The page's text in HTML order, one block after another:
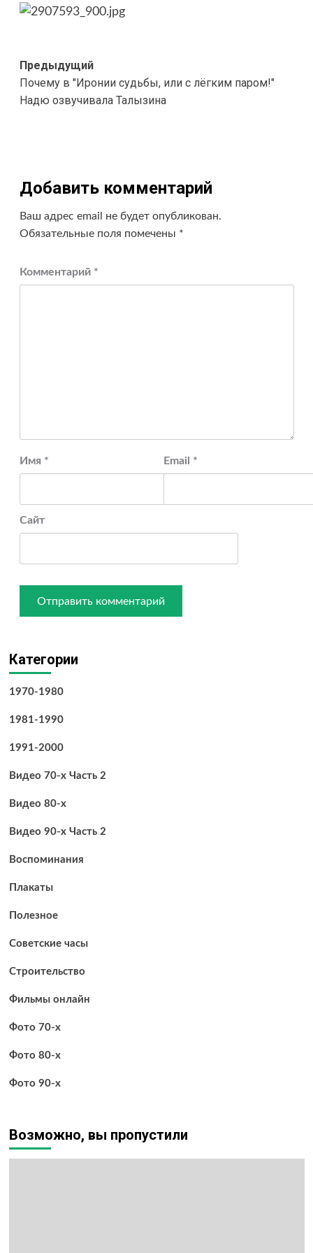
Навигация
записи
Предыдущий
Почему в "Иронии судьбы, или с лёгким паром!"
Надю озвучивала Талызина
Добавить комментарий
Ваш адрес email не будет опубликован.
Обязательные поля помечены *
Комментарий *
Имя * Email *
Сайт
Категории
1970-1980
1981-1990
1991-2000
Видео 70-х Часть 2
Видео 80-х
Видео 90-х Часть 2
Воспоминания
Плакаты
Полезное
Советские часы
Строительство
Фильмы онлайн
Фото 70-х
Фото 80-х
Фото 90-х
Возможно, вы пропустили